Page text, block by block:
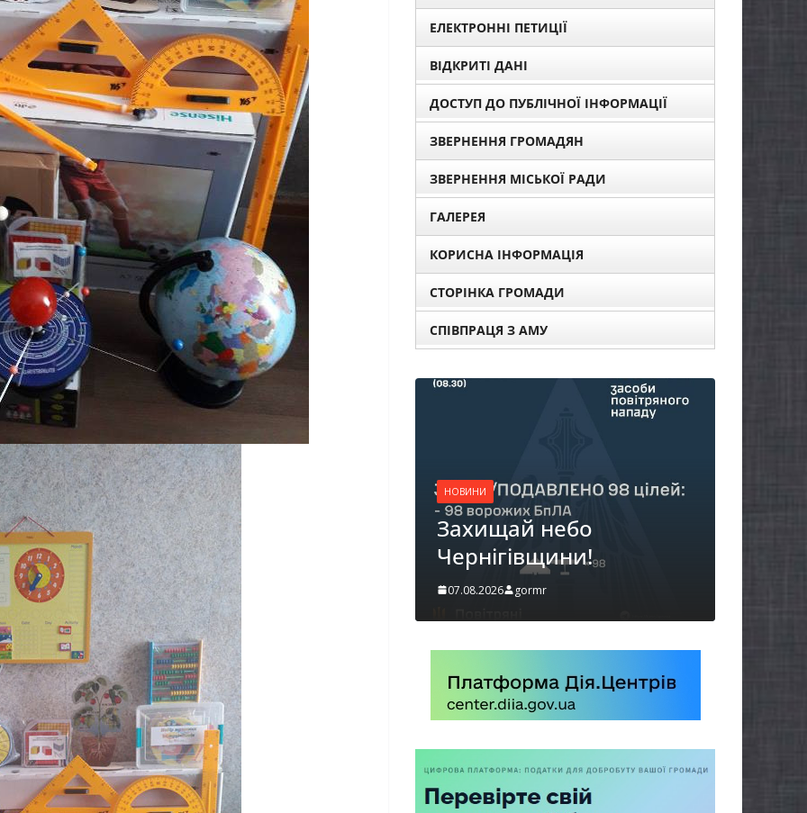
ЕЛЕКТРОННІ ПЕТИЦІЇ
ВІДКРИТІ ДАНІ
ДОСТУП ДО ПУБЛІЧНОЇ ІНФОРМАЦІЇ
ЗВЕРНЕННЯ ГРОМАДЯН
ЗВЕРНЕННЯ МІСЬКОЇ РАДИ
ГАЛЕРЕЯ
КОРИСНА ІНФОРМАЦІЯ
СТОРІНКА ГРОМАДИ
СПІВПРАЦЯ З АМУ
людини
права
на
НОВИНИ
Захищай небо
Чернігівщини!
07.08.2026 gormr
Батьки майбутніх
першокласників уже
можуть оформити
«Пакунок школяра»
06.08.2026 gormr